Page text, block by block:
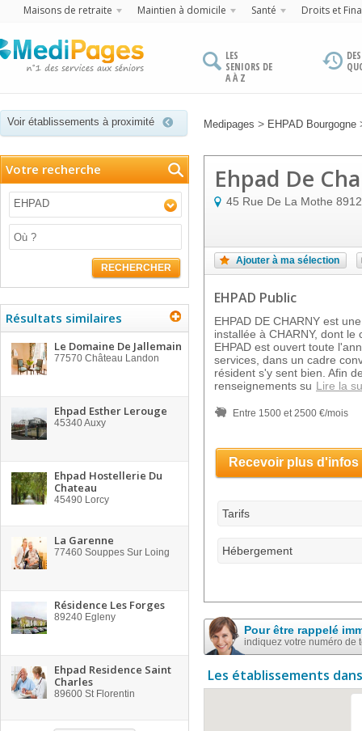
Maisons de retraite Maintien à domicile Santé Droits et
LES
SENIORS DE
A À Z
Voir établissements à proximité Medipages > EHPAD Bourgogne
Votre recherche
EHPAD
RECHERCHER
Résultats similaires
Le Domaine De Jallemain
77570 Château Landon
Ehpad Esther Lerouge
45340Auxy
Ehpad Hostellerie Du
Chateau
45490 Lorcy
La Garenne
77460 Souppes Sur Loing
Résidence Les Forges
89240 Egleny
Ehpad Residence Saint
Charles
89600 St Florentin
Ehpad De
45 Rue De La Mothe
Ajouter à ma sélection
EHPAD Public
EHPAD DE CHARNY est
installée à CHARNY, dont
EHPAD est ouvert toute
services, dans un cadre
résident s'y sent bien. Afin
renseignements su Lire la
Entre 1500 et 2500 €/mois
Recevoir plus d'infos
Tarifs
Hébergement
Pour être rappelé
indiquez votre numéro de
Les établissements